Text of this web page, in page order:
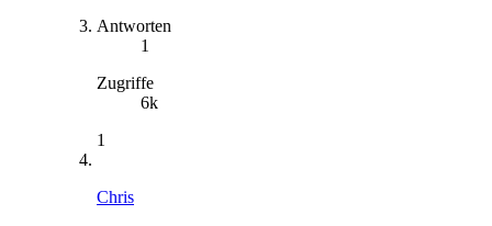
Antworten
1
Zugriffe
6k
1
Chris